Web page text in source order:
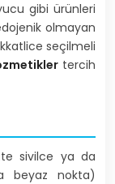
gibi ürünleri
olmayan
seçilmeli
tercih
sivilce ya da
beyaz nokta)